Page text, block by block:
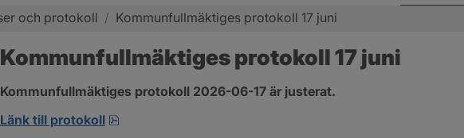
och protokoll / Kommunfullmäktiges protokoll 17 juni
Kommunfullmäktiges protokoll 17 juni
Kommunfullmäktiges protokoll 2026-06-17 är justerat.
Länk till protokoll
pdf, 1 MB, öppnas i nytt fönster.